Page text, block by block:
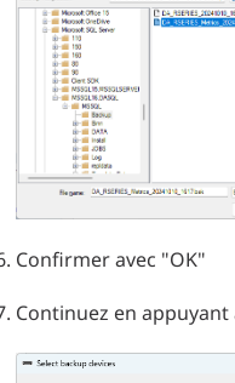
Confirmer avec "OK"
Continuez en